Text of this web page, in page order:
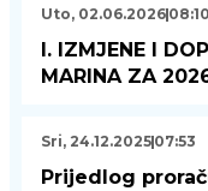
I. IZMJENE I
MARINA ZA
Uto, 02.06.2026 08:10
Prijedlog
Sri, 24.12.2025 07:53